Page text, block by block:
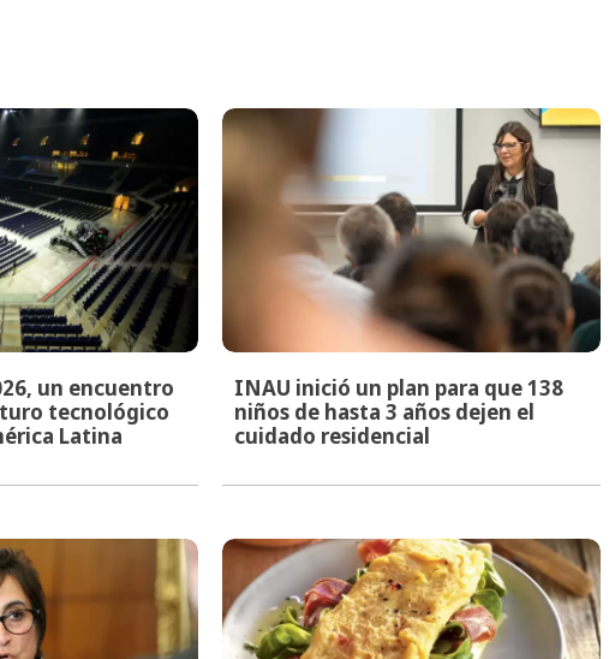
un encuentro
tecnológico
Latina
INAU inició un plan para que 138
niños de hasta 3 años dejen el
cuidado residencial